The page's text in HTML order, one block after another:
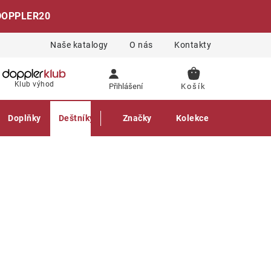
Naše katalogy O nás Kontakty
Klub výhod Přihlášení
NÁKUPNÍ
Doplňky Deštníky Gastro produkty
Značky Kolekce